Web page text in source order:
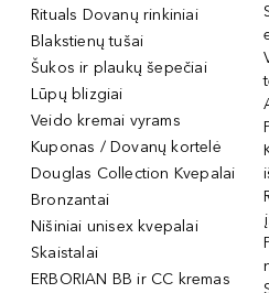
Rituals Dovanų rinkiniai
Blakstienų tušai
Šukos ir plaukų šepečiai
Lūpų blizgiai
Veido kremai vyrams
Kuponas / Dovanų kortelė
Douglas Collection Kvepalai
Bronzantai
Nišiniai unisex kvepalai
Skaistalai
ERBORIAN BB ir CC kremas